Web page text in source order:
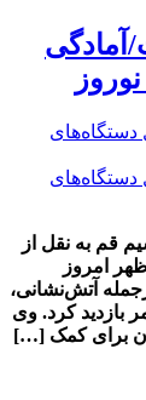
آمادگی
قم به نقل از
امروز
آتش‌نشانی،
بازدید کرد. وی
برای کمک […]